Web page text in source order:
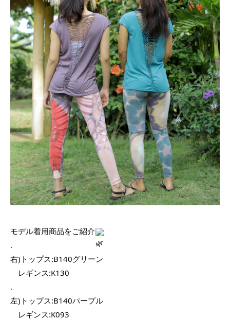
モデル着用商品をご紹介
.
右)トップス:B140グリーン
レギンス:K130
.
左)トップス:B140パープル
レギンス:K093